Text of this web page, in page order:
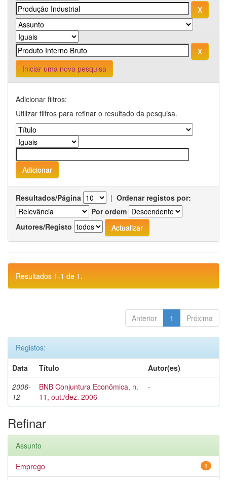
Iniciar uma nova pesquisa
Adicionar filtros:
Utilizar filtros para refinar o resultado da pesquisa.
Resultados/Página | Ordenar registos por:
Por ordem
Autores/Registo
Resultados 1-1 de 1.
Anterior 1 Próxima
Registos:
Data
Título
Autor(es)
2006-
12
BNB Conjuntura Econômica, n.
11, out./dez. 2006
-
Refinar
Assunto
1
Emprego